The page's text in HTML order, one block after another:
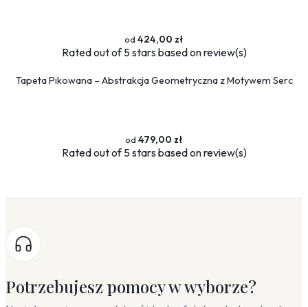
424,00 zł
Ratedout of 5 stars based onreview(s)
Tapeta Pikowana – Abstrakcja Geometryczna z Motywem Serc
479,00 zł
Ratedout of 5 stars based onreview(s)
Potrzebujesz pomocy w wyborze?